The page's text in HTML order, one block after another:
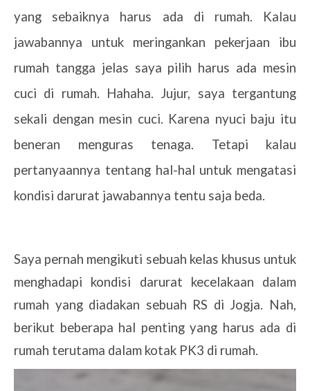
yang sebaiknya harus ada di rumah. Kalau
jawabannya untuk meringankan pekerjaan ibu
rumah tangga jelas saya pilih harus ada mesin
cuci di rumah. Hahaha. Jujur, saya tergantung
sekali dengan mesin cuci. Karena nyuci baju itu
beneran menguras tenaga. Tetapi kalau
pertanyaannya tentang hal-hal untuk mengatasi
kondisi darurat jawabannya tentu saja beda.
Saya pernah mengikuti sebuah kelas khusus untuk
menghadapi kondisi darurat kecelakaan dalam
rumah yang diadakan sebuah RS di Jogja. Nah,
berikut beberapa hal penting yang harus ada di
rumah terutama dalam kotak PK3 di rumah.